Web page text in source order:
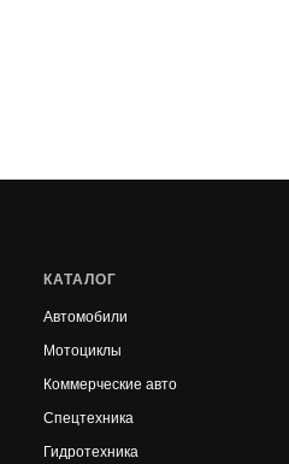
КАТАЛОГ
Автомобили
Мотоциклы
Коммерческие авто
Спецтехника
Гидротехника